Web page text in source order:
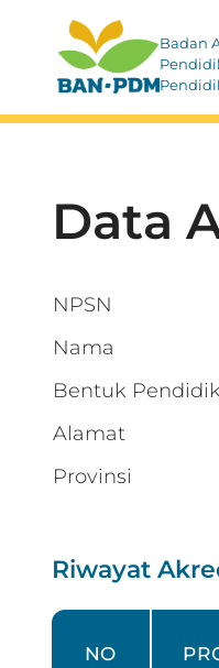
Badan
Data
NPSN
Nama
Bentuk
Alamat
Provinsi
Riwayat
NO